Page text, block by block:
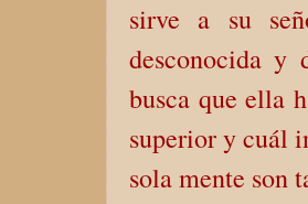
sirve a su
desconocida y
busca que ella
superior y cuál
sola mente son